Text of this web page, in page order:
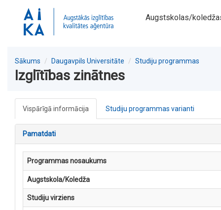
Augstskolas/
Sākums Daugavpils Universitāte Studiju programmas
Izglītības zinātnes
Vispārīgā informācija Studiju programmas varianti
Pamatdati
Programmas nosaukums
Augstskola/Koledža
Studiju virziens